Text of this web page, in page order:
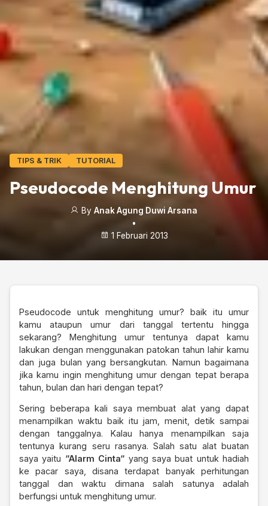
TIPS & TRIK TUTORIAL
Pseudocode Menghitung Umur
By Anak Agung Duwi Arsana
•
1 Februari 2013
Pseudocode untuk menghitung umur? baik itu umur
kamu ataupun umur dari tanggal tertentu hingga
sekarang? Menghitung umur tentunya dapat kamu
lakukan dengan menggunakan patokan tahun lahir kamu
dan juga bulan yang bersangkutan. Namun bagaimana
jika kamu ingin menghitung umur dengan tepat berapa
tahun, bulan dan hari dengan tepat?
Sering beberapa kali saya membuat alat yang dapat
menampilkan waktu baik itu jam, menit, detik sampai
dengan tanggalnya. Kalau hanya menampilkan saja
tentunya kurang seru rasanya. Salah satu alat buatan
saya yaitu “Alarm Cinta“ yang saya buat untuk hadiah
ke pacar saya, disana terdapat banyak perhitungan
tanggal dan waktu dimana salah satunya adalah
berfungsi untuk menghitung umur.